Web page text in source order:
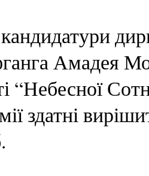
Амадея
“Небесної
здатні